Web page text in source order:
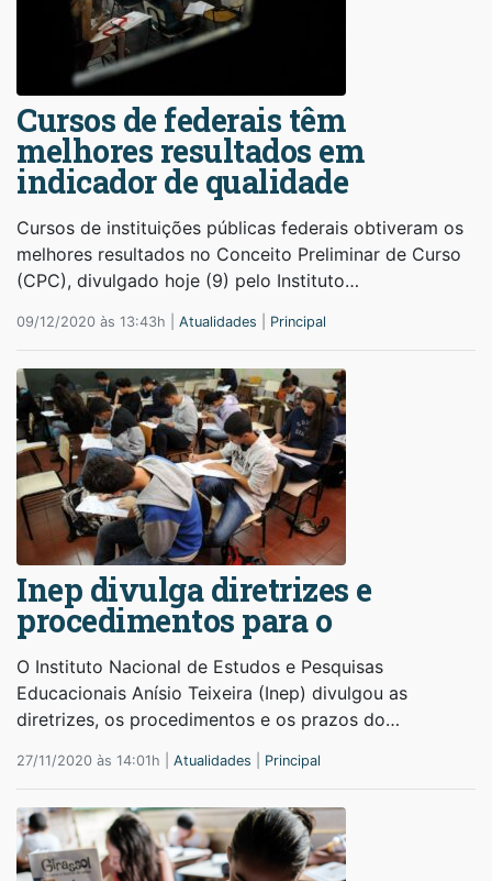
Cursos de federais têm
melhores resultados em
indicador de qualidade
Cursos de instituições públicas federais obtiveram os
melhores resultados no Conceito Preliminar de Curso
(CPC), divulgado hoje (9) pelo Instituto…
09/12/2020 às 13:43h | Atualidades Principal
Inep divulga diretrizes e
procedimentos para o
O Instituto Nacional de Estudos e Pesquisas
Educacionais Anísio Teixeira (Inep) divulgou as
diretrizes, os procedimentos e os prazos do…
27/11/2020 às 14:01h | Atualidades Principal